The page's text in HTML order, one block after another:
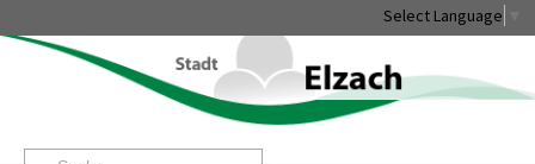
Select Language